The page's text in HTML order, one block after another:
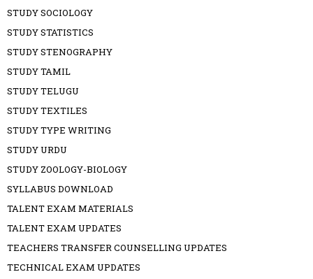
STUDY SOCIOLOGY
STUDY STATISTICS
STUDY STENOGRAPHY
STUDY TAMIL
STUDY TELUGU
STUDY TEXTILES
STUDY TYPE WRITING
STUDY URDU
STUDY ZOOLOGY-BIOLOGY
SYLLABUS DOWNLOAD
TALENT EXAM MATERIALS
TALENT EXAM UPDATES
TEACHERS TRANSFER COUNSELLING UPDATES
TECHNICAL EXAM UPDATES